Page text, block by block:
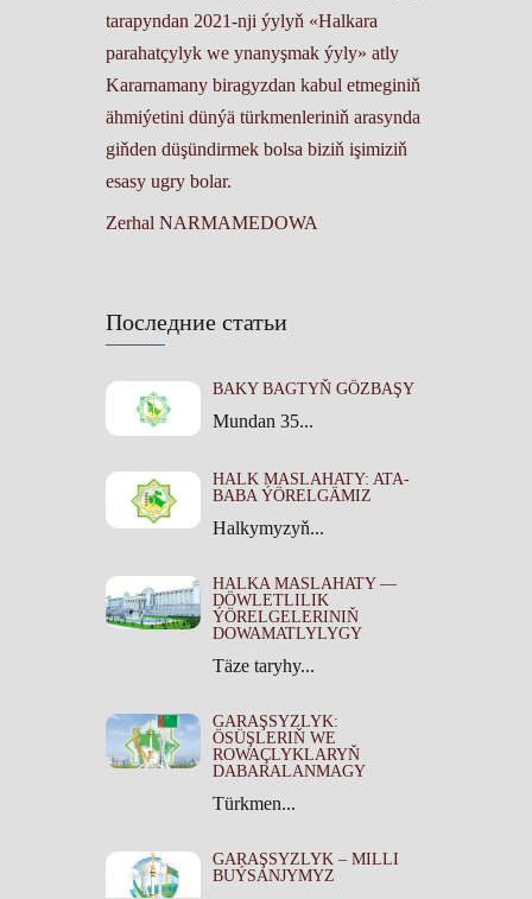
Последние статьи
BAKY BAGTYŇ GÖZBAŞY
Mundan 35...
HALK MASLAHATY: ATA-
BABA ÝÖRELGÄMIZ
Halkymyzyň...
HALKA MASLAHATY —
DÖWLETLILIK
ÝÖRELGELERINIŇ
DOWAMATLYLYGY
Täze taryhy...
GARAŞSYZLYK:
ÖSÜŞLERIŇ WE
ROWAÇLYKLARYŇ
DABARALANMAGY
Türkmen...
GARAŞSYZLYK – MILLI
BUÝSANJYMYZ
tarapyndan 2021-nji ýylyň «Halkara
parahatçylyk we ynanyşmak ýyly» atly
Kararnamany biragyzdan kabul etmeginiň
ähmiýetini dünýä türkmenleriniň arasynda
giňden düşündirmek bolsa biziň işimiziň
esasy ugry bolar.
Zerhal NARMAMEDOWA